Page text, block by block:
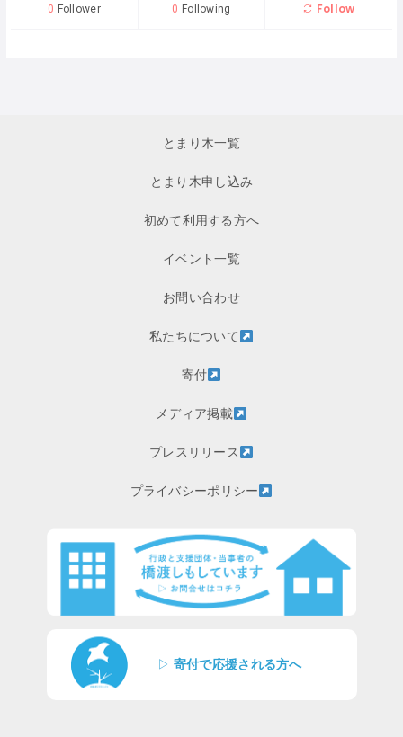
0 Follower 0 Following Follow
とまり木一覧
とまり木申し込み
初めて利用する方へ
イベント一覧
お問い合わせ
私たちについて
寄付
メディア掲載
プレスリリース
プライバシーポリシー
▷ 寄付で応援される方へ